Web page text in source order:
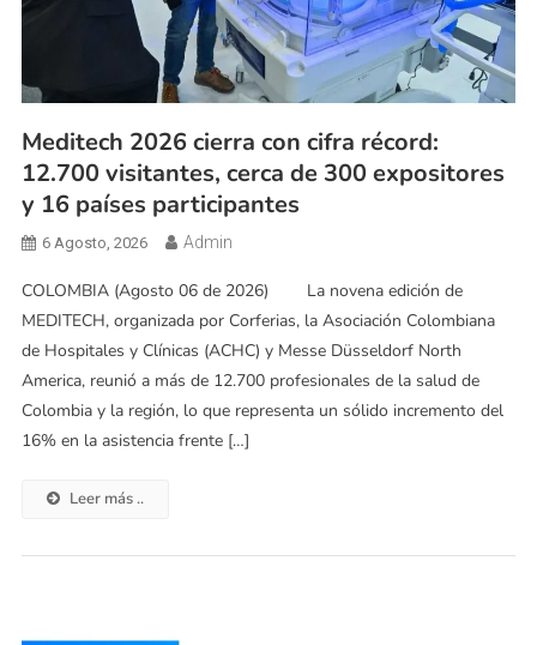
Meditech 2026 cierra con cifra récord:
12.700 visitantes, cerca de 300 expositores
y 16 países participantes
6 Agosto, 2026 Admin
COLOMBIA (Agosto 06 de 2026) La novena edición de
MEDITECH, organizada por Corferias, la Asociación Colombiana
de Hospitales y Clínicas (ACHC) y Messe Düsseldorf North
America, reunió a más de 12.700 profesionales de la salud de
Colombia y la región, lo que representa un sólido incremento del
16% en la asistencia frente […]
Leer más ..